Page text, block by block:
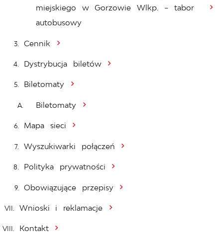
miejskiego w Gorzowie Wlkp. – tabor
autobusowy
Cennik
Dystrybucja biletów
Biletomaty
Biletomaty
Mapa sieci
Wyszukiwarki połączeń
Polityka prywatności
Obowiązujące przepisy
Wnioski i reklamacje
Kontakt